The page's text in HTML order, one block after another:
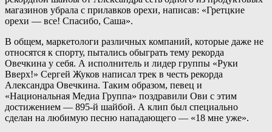
магазинов убрала с прилавков орехи, написав: «Гретцкие
орехи — все! Спасибо, Саша».
В общем, маркетологи различных компаний, которые даже не
относятся к спорту, пытались обыграть тему рекорда
Овечкина у себя. А исполнитель и лидер группы «Руки
Вверх!» Сергей Жуков написал трек в честь рекорда
Александра Овечкина. Таким образом, певец и
«Национальная Медиа Группа» поздравили Ови с этим
достижением — 895-й шайбой. А клип был специально
сделан на любимую песню нападающего — «18 мне уже».